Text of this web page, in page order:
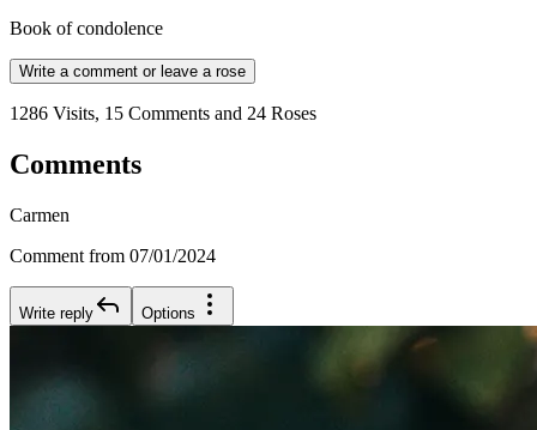
Book of condolence
Write a comment or leave a rose
1286 Visits, 15 Comments and 24 Roses
Comments
Carmen
Comment from 07/01/2024
Write reply Options